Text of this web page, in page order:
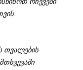
თვალების